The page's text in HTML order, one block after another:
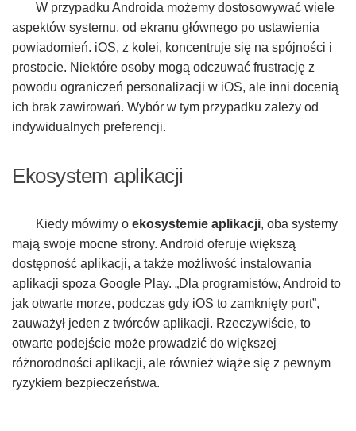
W przypadku Androida możemy dostosowywać wiele
aspektów systemu, od ekranu głównego po ustawienia
powiadomień. iOS, z kolei, koncentruje się na spójności i
prostocie. Niektóre osoby mogą odczuwać frustrację z
powodu ograniczeń personalizacji w iOS, ale inni docenią
ich brak zawirowań. Wybór w tym przypadku zależy od
indywidualnych preferencji.
Ekosystem aplikacji
Kiedy mówimy o ekosystemie aplikacji, oba systemy
mają swoje mocne strony. Android oferuje większą
dostępność aplikacji, a także możliwość instalowania
aplikacji spoza Google Play. „Dla programistów, Android to
jak otwarte morze, podczas gdy iOS to zamknięty port”,
zauważył jeden z twórców aplikacji. Rzeczywiście, to
otwarte podejście może prowadzić do większej
różnorodności aplikacji, ale również wiąże się z pewnym
ryzykiem bezpieczeństwa.